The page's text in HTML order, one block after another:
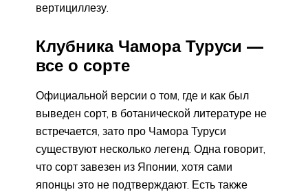
вертициллезу.
Клубника Чамора Туруси —
все о сорте
Официальной версии о том, где и как был
выведен сорт, в ботанической литературе не
встречается, зато про Чамора Туруси
существуют несколько легенд. Одна говорит,
что сорт завезен из Японии, хотя сами
японцы это не подтверждают. Есть также